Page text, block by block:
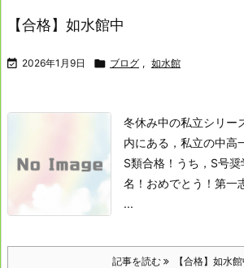
【合格】如水館中
 2026年1月9日  ブログ , 如水館
冬休み中の私立シリー
内にある，私立の中高
S類合格！ うち，S号
名！ おめでとう！ 第一
...
記事を読む 【合格】如水館